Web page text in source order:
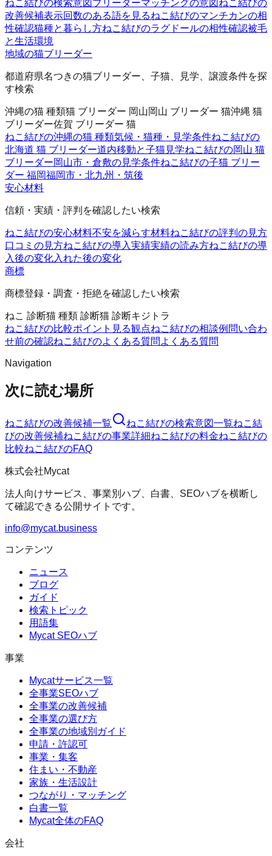
ねこ結びの検索意図 ブリーダーマッチングの意図 ねこ結びの
改善候補表示回数のある語を見るねこ結びのマンチカンの相
性確認猫種と暮らし方ねこ結びのラグドールの相性確認被毛
と生活環境
地域の猫ブリーダー
都道府県名つきの猫ブリーダー、子猫、見学、譲渡条件を探
す検索
沖縄の猫 種類猫 ブリーダー 岡山岡山 ブリーダー 猫沖縄 猫
ブリーダー佐賀 ブリーダー 猫
ねこ結びの沖縄の猫 種類気候・猫種・見学条件ねこ結びの
北海道 猫 ブリーダー道内移動と子猫見学ねこ結びの岡山 猫
ブリーダー岡山市・倉敷の見学条件ねこ結びの子猫 ブリー
ダー 福岡福岡市・北九州・筑後
安心材料
信頼・実績・評判を確認したい検索
ねこ結びの安心材料不安を減らす材料ねこ結びの評判の見方
口コミの見方ねこ結びの導入実績実績の読み方ねこ結びの導
入後の変化入れた後の変化
商標
商標登録・調査・拒絶を確認したい検索
ねこ 診断猫 種類 診断猫 診断キジトラ
ねこ結びの比較ポイント 見る観点ねこ結びの相談例 問い合わ
せ前の確認ねこ結びのよくある質問 よくある質問
Navigation
次に読む場所
ねこ結びの改善候補一覧 ねこ結びの検索意図一覧ねこ結
びの改善候補ねこ結びの事業詳細ねこ結びの料金ねこ結びの
比較ねこ結びのFAQ
株式会社Mycat
法人向けサービス、事業別ハブ、白書、SEOハブを横断し
て確認できる公開サイトです。
info@mycat.business
コンテンツ
ニュース
ブログ
ガイド
検索トピック
用語集
Mycat SEOハブ
事業
Mycatサービス一覧
全事業SEOハブ
全事業の改善候補
全事業の選び方
全事業の地域別ガイド
申請・許認可
事業・集客
住まい・不動産
家族・生活設計
つながり・マッチング
白書一覧
Mycat全体のFAQ
会社